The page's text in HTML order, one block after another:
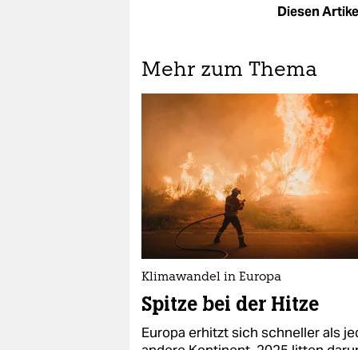
Diesen
Mehr zum Thema
Klimawandel in Europa
Spitze bei der Hitze
Europa erhitzt sich schneller als